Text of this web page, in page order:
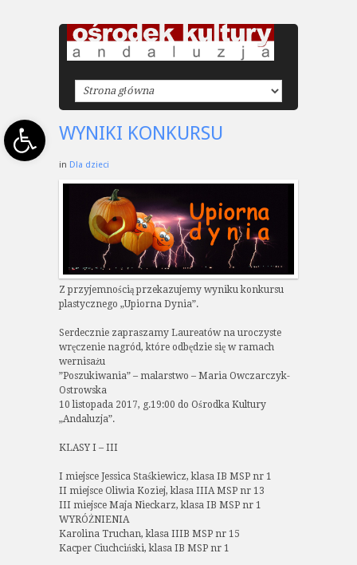
Open toolbarWYNIKI KONKURSU
in Dla dzieci
Z przyjemnością przekazujemy wyniku konkursu
plastycznego „Upiorna Dynia”.
Serdecznie zapraszamy Laureatów na uroczyste
wręczenie nagród, które odbędzie się w ramach
wernisażu
”Poszukiwania” – malarstwo – Maria Owczarczyk-
Ostrowska
10 listopada 2017, g.19:00 do Ośrodka Kultury
„Andaluzja”.
KLASY I – III
I miejsce Jessica Staśkiewicz, klasa IB MSP nr 1
II miejsce Oliwia Koziej, klasa IIIA MSP nr 13
III miejsce Maja Nieckarz, klasa IB MSP nr 1
WYRÓŻNIENIA
Karolina Truchan, klasa IIIB MSP nr 15
Kacper Ciuchciński, klasa IB MSP nr 1